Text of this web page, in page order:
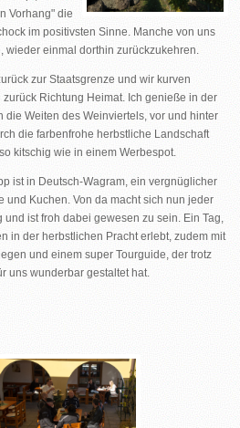
Vorhang" die
im positivsten Sinne. Manche von uns
wieder einmal dorthin zurückzukehren.
zur Staatsgrenze und wir kurven
Richtung Heimat. Ich genieße in der
die Weiten des Weinviertels, vor und hinter
die farbenfrohe herbstliche Landschaft
kitschig wie in einem Werbespot.
ist in Deutsch-Wagram, ein vergnüglicher
und Kuchen. Von da macht sich nun jeder
und ist froh dabei gewesen zu sein. Ein Tag,
in der herbstlichen Pracht erlebt, zudem mit
und einem super Tourguide, der trotz
uns wunderbar gestaltet hat.